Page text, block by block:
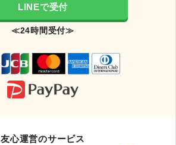
LINEで受付
≪24時間受付≫
友心運営のサービス